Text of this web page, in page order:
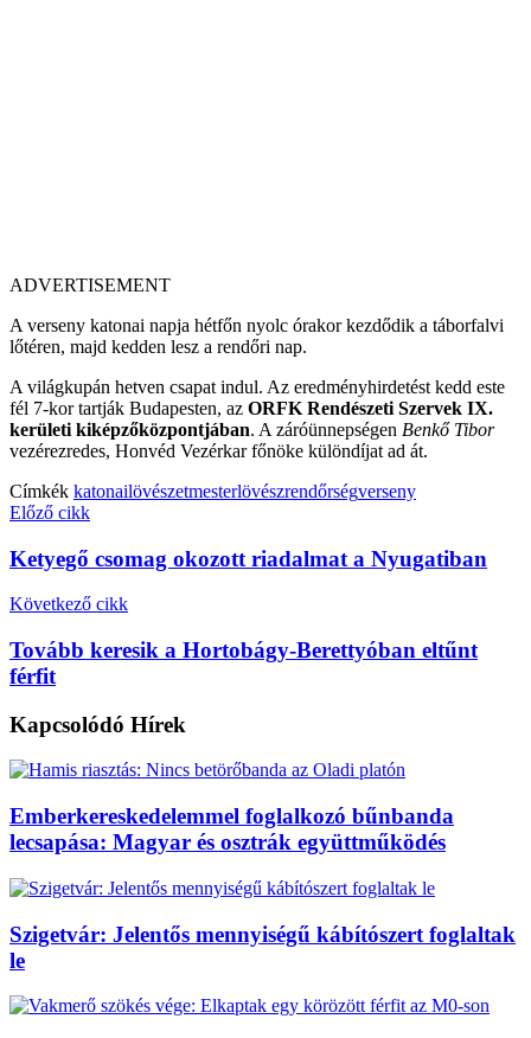
ADVERTISEMENT
A verseny katonai napja hétfőn nyolc órakor kezdődik a táborfalvi
lőtéren, majd kedden lesz a rendőri nap.
A világkupán hetven csapat indul. Az eredményhirdetést kedd este
fél 7-kor tartják Budapesten, az ORFK Rendészeti Szervek IX.
kerületi kiképzőközpontjában. A záróünnepségen Benkő Tibor
vezérezredes, Honvéd Vezérkar főnöke különdíjat ad át.
Címkék katonailövészetmesterlövészrendőrségverseny
Előző cikk
Ketyegő csomag okozott riadalmat a Nyugatiban
Következő cikk
Tovább keresik a Hortobágy-Berettyóban eltűnt
férfit
Kapcsolódó Hírek
Emberkereskedelemmel foglalkozó bűnbanda
lecsapása: Magyar és osztrák együttműködés
Szigetvár: Jelentős mennyiségű kábítószert foglaltak
le